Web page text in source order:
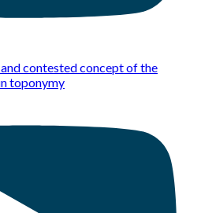
contested concept of the
toponymy